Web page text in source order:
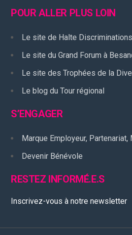
POUR ALLER PLUS LOIN
Le site de Halte Discriminations
Le site du Grand Forum à
Le site des Trophées de la
Le blog du Tour régional
S’ENGAGER
Marque Employeur, Partenariat,
Devenir Bénévole
RESTEZ INFORMÉ.E.S
Inscrivez-vous à notre newsletter